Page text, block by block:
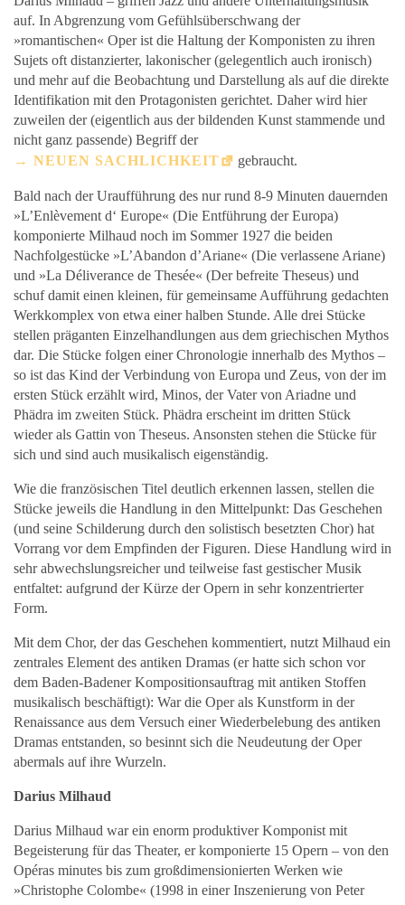
auf. In Abgrenzung vom Gefühlsüberschwang der
»romantischen« Oper ist die Haltung der Komponisten zu ihren
Sujets oft distanzierter, lakonischer (gelegentlich auch ironisch)
und mehr auf die Beobachtung und Darstellung als auf die direkte
Identifikation mit den Protagonisten gerichtet. Daher wird hier
zuweilen der (eigentlich aus der bildenden Kunst stammende und
nicht ganz passende) Begriff der
NEUEN SACHLICHKEIT
gebraucht.
Bald nach der Uraufführung des nur rund 8-9 Minuten dauernden
»L’Enlèvement d‘ Europe« (Die Entführung der Europa)
komponierte Milhaud noch im Sommer 1927 die beiden
Nachfolgestücke »L’Abandon d’Ariane« (Die verlassene Ariane)
und »La Déliverance de Thesée« (Der befreite Theseus) und
schuf damit einen kleinen, für gemeinsame Aufführung gedachten
Werkkomplex von etwa einer halben Stunde. Alle drei Stücke
stellen präganten Einzelhandlungen aus dem griechischen Mythos
dar. Die Stücke folgen einer Chronologie innerhalb des Mythos –
so ist das Kind der Verbindung von Europa und Zeus, von der im
ersten Stück erzählt wird, Minos, der Vater von Ariadne und
Phädra im zweiten Stück. Phädra erscheint im dritten Stück
wieder als Gattin von Theseus. Ansonsten stehen die Stücke für
sich und sind auch musikalisch eigenständig.
Wie die französischen Titel deutlich erkennen lassen, stellen die
Stücke jeweils die Handlung in den Mittelpunkt: Das Geschehen
(und seine Schilderung durch den solistisch besetzten Chor) hat
Vorrang vor dem Empfinden der Figuren. Diese Handlung wird in
sehr abwechslungsreicher und teilweise fast gestischer Musik
entfaltet: aufgrund der Kürze der Opern in sehr konzentrierter
Form.
Mit dem Chor, der das Geschehen kommentiert, nutzt Milhaud ein
zentrales Element des antiken Dramas (er hatte sich schon vor
dem Baden-Badener Kompositionsauftrag mit antiken Stoffen
musikalisch beschäftigt): War die Oper als Kunstform in der
Renaissance aus dem Versuch einer Wiederbelebung des antiken
Dramas entstanden, so besinnt sich die Neudeutung der Oper
abermals auf ihre Wurzeln.
Darius Milhaud
Darius Milhaud war ein enorm produktiver Komponist mit
Begeisterung für das Theater, er komponierte 15 Opern – von den
Opéras minutes bis zum großdimensionierten Werken wie
»Christophe Colombe« (1998 in einer Inszenierung von Peter